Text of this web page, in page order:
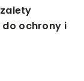
ochrony i